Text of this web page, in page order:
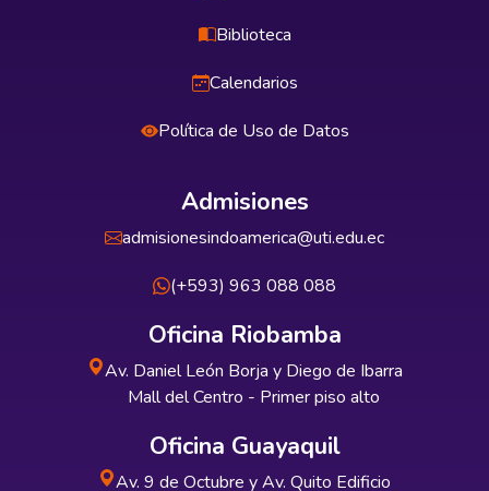
Biblioteca
Calendarios
Política de Uso de Datos
Admisiones
admisionesindoamerica@uti.edu.ec
(+593) 963 088 088
Oficina Riobamba
Av. Daniel León Borja y Diego de Ibarra
Mall del Centro - Primer piso alto
Oficina Guayaquil
Av. 9 de Octubre y Av. Quito Edificio